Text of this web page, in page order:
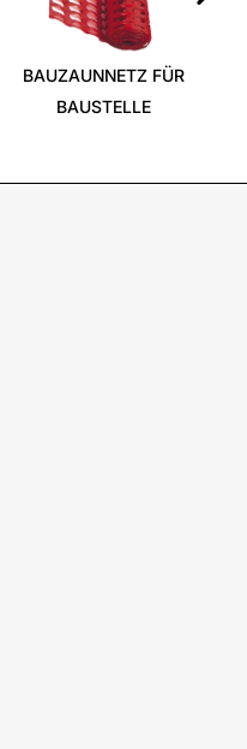
BAUZAUNNETZ FÜR
BAUSTELLE